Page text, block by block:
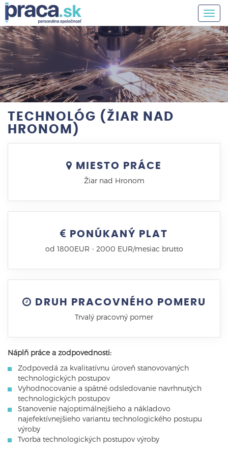
TECHNOLÓG (ŽIAR NAD
HRONOM)
MIESTO PRÁCE
Žiar nad Hronom
PONÚKANÝ PLAT
od 1800EUR - 2000 EUR/mesiac brutto
DRUH PRACOVNÉHO POMERU
Trvalý pracovný pomer
Náplň práce a zodpovednosti:
Zodpovedá za kvalitatívnu úroveň stanovovaných
technologických postupov
Vyhodnocovanie a spätné odsledovanie navrhnutých
technologických postupov
Stanovenie najoptimálnejšieho a nákladovo
najefektívnejšieho variantu technologického postupu
výroby
Tvorba technologických postupov výroby